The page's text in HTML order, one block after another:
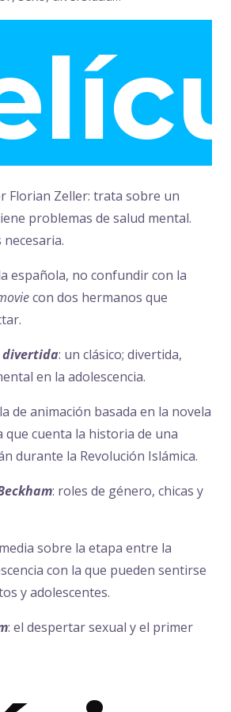
Florian Zeller: trata sobre un
problemas de salud mental.
española, no confundir con la
con dos hermanos que
divertida: un clásico; divertida,
en la adolescencia.
de animación basada en la novela
que cuenta la historia de una
durante la Revolución Islámica.
: roles de género, chicas y
sobre la etapa entre la
con la que pueden sentirse
y adolescentes.
: el despertar sexual y el primer